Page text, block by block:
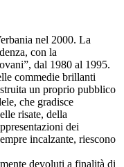
nel 2000. La
con la
dal 1980 al 1995.
commedie brillanti
un proprio pubblico
che gradisce
risate, della
dei
incalzante, riescono
devoluti a finalità di